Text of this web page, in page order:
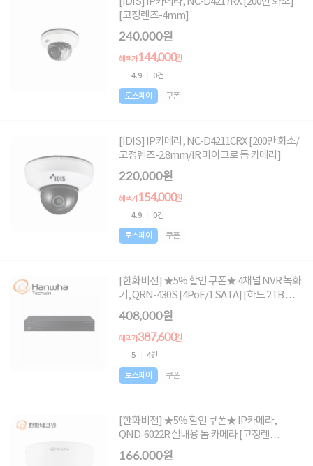
[고정렌즈-4mm]
240,000원
혜택가144,000원
4.9 0건
토스페이 쿠폰
[IDIS] IP카메라, NC-D4211CRX [200만 화소/
고정렌즈-2.8mm/IR 마이크로 돔 카메라]
220,000원
혜택가154,000원
4.9 0건
토스페이 쿠폰
[한화비전] ★5% 할인 쿠폰★ 4채널 NVR 녹화
기, QRN-430S [4PoE/1 SATA] [하드 2TB 포
함]
408,000원
혜택가387,600원
5 4건
토스페이 쿠폰
[한화비전] ★5% 할인 쿠폰★ IP카메라,
QND-6022R 실내용 돔 카메라 [고정렌
즈-4mm][200만 화소]
166,000원